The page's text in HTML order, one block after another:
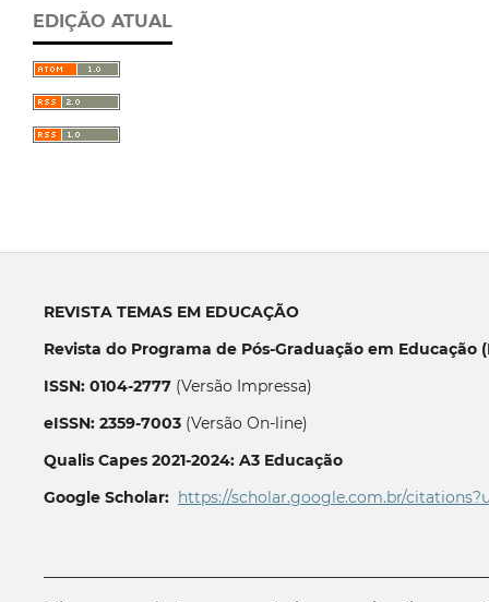
EDIÇÃO ATUAL
REVISTA TEMAS EM EDUCAÇÃO
Revista do Programa de Pós-Graduação em Educação
ISSN: 0104-2777(Versão Impressa)
eISSN: 2359-7003(Versão On-line)
Qualis Capes 2021-2024: A3 Educação
Google Scholar: https://scholar.google.com.br/